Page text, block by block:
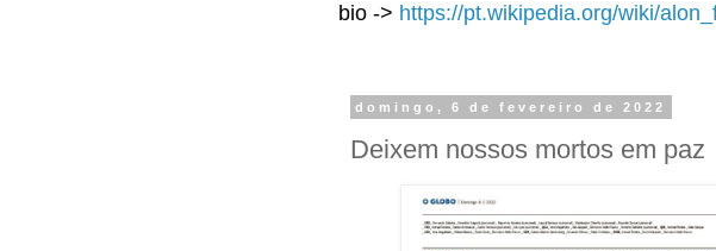
bio -> https://pt.wikipedia.org/wiki/
domingo, 6 de fevereiro de 2022
Deixem nossos mortos em paz